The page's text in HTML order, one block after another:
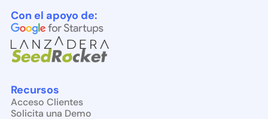
Con el apoyo de:
Recursos
Acceso Clientes
Solicita una Demo